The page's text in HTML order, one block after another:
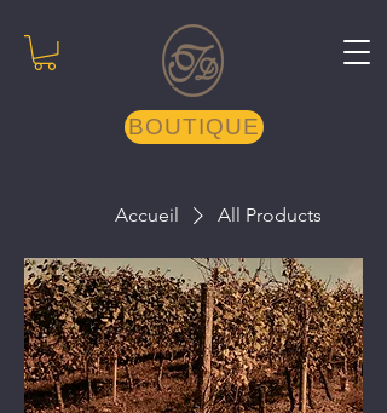
BOUTIQUE
Accueil All Products